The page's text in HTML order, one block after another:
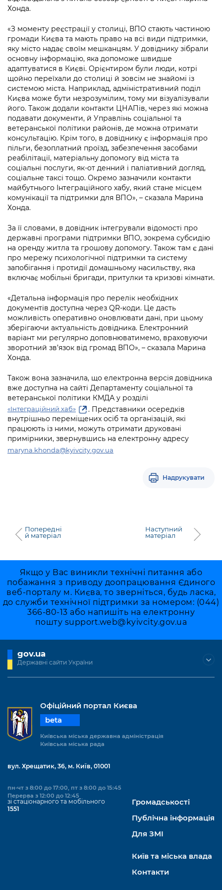
Підприємства, установи, організації
Kyiv International Relations
Річні звіти
Гендерна політика
Безбар'єрність
Київська міська військова адміністрація
Портал Захисників та Захисниць
Безбар'єрність
Портал послуг
Міський застосунок Київ Цифровий
Важливе під час воєнного стану
Уряд» – місцевий рівень»
Важливе під час воєнного стану
Про відкриті дані
Портал даних Києва
Публічні дашборди
Хонда.
«З моменту реєстрації у столиці, ВПО стають частиною
громади Києва та мають право на всі види підтримки,
яку місто надає своїм мешканцям. У довіднику зібрали
основну інформацію, яка допоможе швидше
адаптуватися в Києві. Орієнтиром були люди, котрі
щойно переїхали до столиці й зовсім не знайомі із
системою міста. Наприклад, адміністративний поділ
Києва може бути незрозумілим, тому ми візуалізували
його. Також додали контакти ЦНАПів, через які можна
подавати документи, й Управлінь соціальної та
ветеранської політики районів, де можна отримати
консультацію. Крім того, в довіднику є інформація про
пільги, безоплатний проїзд, забезпечення засобами
реабілітації, матеріальну допомогу від міста та
соціальні послуги, як-от денний і паліативний догляд,
соціальне таксі тощо. Окремо зазначили контакти
майбутнього Інтеграційного хабу, який стане місцем
комунікації та підтримки для ВПО», – сказала Марина
Хонда.
За її словами, в довідник інтегрували відомості про
державні програми підтримки ВПО, зокрема субсидію
на оренду житла та грошову допомогу. Також там є дані
про мережу психологічної підтримки та систему
запобігання і протидії домашньому насильству, яка
включає мобільні бригади, притулки та кризові кімнати.
«Детальна інформація про перелік необхідних
документів доступна через QR-коди. Це дасть
можливість оперативно оновлювати дані, при цьому
зберігаючи актуальність довідника. Електронний
варіант ми регулярно доповнюватимемо, враховуючи
зворотний зв’язок від громад ВПО», – сказала Марина
Хонда.
Також вона зазначила, що електронна версія довідника
вже доступна на сайті Департаменту соціальної та
ветеранської політики КМДА у розділі
«Інтеграційний хаб»
. Представники осередків
внутрішньо переміщених осіб та організацій, які
працюють із ними, можуть отримати друковані
примірники, звернувшись на електронну адресу
maryna.khonda@kyivcity.gov.ua
Надрукувати
Попередні
й матеріал
Наступний
матеріал
Якщо у Вас виникли технічні питання або
побажання з приводу доопрацювання Єдиного
веб-порталу м. Києва, то зверніться, будь ласка,
до служби технічної підтримки за номером: (044)
366-80-13 або напишіть на електронну
пошту support.web@kyivcity.gov.ua
gov.ua
Державні сайти України
Офіційний портал Києва
beta
Київська міська державна адміністрація
Київська міська рада
вул. Хрещатик, 36, м. Київ, 01001
пн-чт з 8:00 до 17:00, пт з 8:00 до 15:45
Перерва з 12:00 до 12:45
зі стаціонарного та мобільного
1551
Громадськості
Публічна інформація
Для ЗМІ
Київ та міська влада
Контакти